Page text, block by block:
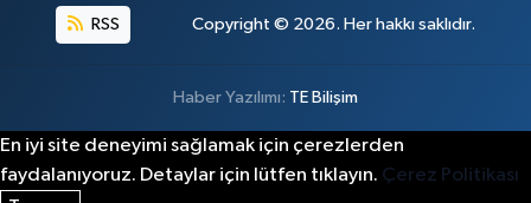
RSS Copyright © 2026. Her hakkı saklıdır.
Haber Yazılımı: TE Bilişim
En iyi site deneyimi sağlamak için çerezlerden
faydalanıyoruz. Detaylar için lütfen tıklayın. Çerez Politikası